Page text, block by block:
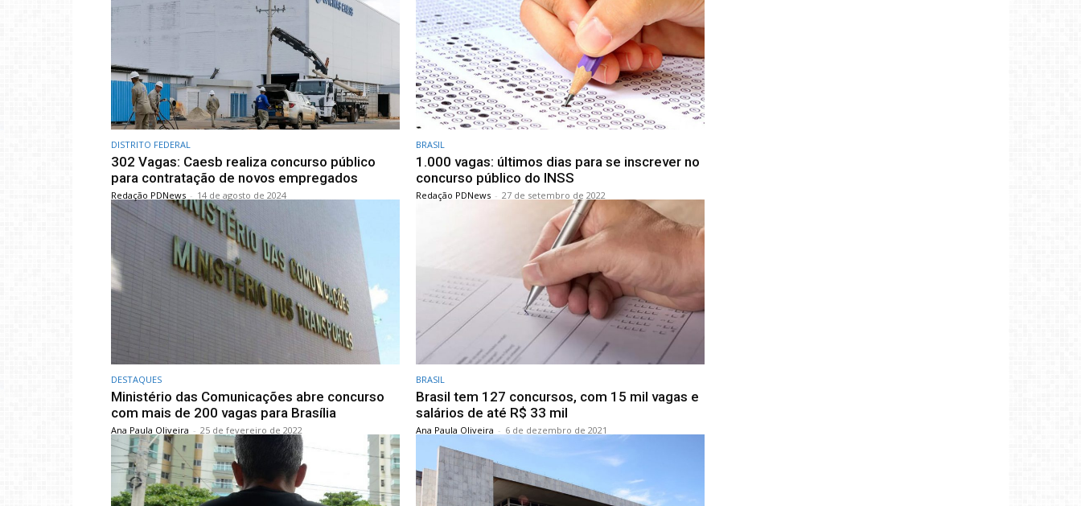
DISTRITO FEDERAL
302 Vagas: Caesb realiza concurso público
para contratação de novos empregados
Redação PDNews - 14 de agosto de 2024
BRASIL
1.000 vagas: últimos dias para se inscrever no
concurso público do INSS
Redação PDNews - 27 de setembro de 2022
DESTAQUES
Ministério das Comunicações abre concurso
com mais de 200 vagas para Brasília
Ana Paula Oliveira - 25 de fevereiro de 2022
BRASIL
Brasil tem 127 concursos, com 15 mil vagas e
salários de até R$ 33 mil
Ana Paula Oliveira - 6 de dezembro de 2021